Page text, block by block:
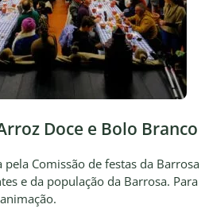
Doce e Bolo Branco
Comissão de festas da Barrosa
e da população da Barrosa. Para